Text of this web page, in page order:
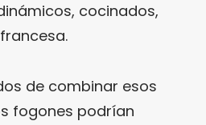
cocinados,
de combinar esos
fogones podrían